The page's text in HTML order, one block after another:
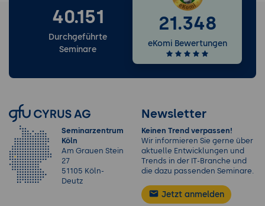
40.151
Durchgeführte
Seminare
21.348
eKomi Bewertungen
Seminarzentrum
Köln
Am Grauen Stein
27
51105 Köln-
Deutz
Newsletter
Keinen Trend verpassen!
Wir informieren Sie gerne über
aktuelle Entwicklungen und
Trends in der IT-Branche und
die dazu passenden Seminare.
Jetzt anmelden